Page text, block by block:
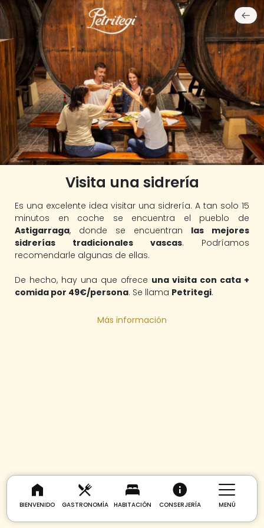
BIENVENIDO GASTRONOMÍA HABITACIÓN CONSERJERÍA MENÚ
Visita una sidrería
Es una excelente idea visitar una sidrería. A tan solo 15
minutos en coche se encuentra el pueblo de
Astigarraga, donde se encuentran las mejores
sidrerías tradicionales vascas. Podríamos
recomendarle algunas de ellas.
De hecho, hay una que ofrece una visita con cata +
comida por 49€/persona. Se llama Petritegi.
Más información